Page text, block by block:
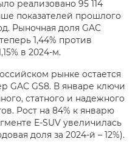
реализовано 95 114
показателей прошлого
Рыночная доля GAC
1,44% против
в 2024‑м.
рынке остается
GAC GS8. В январе ключи
статного и надежного
Рост на 84% к январю
E‑SUV увеличилась
доля за 2024‑й – 12%).